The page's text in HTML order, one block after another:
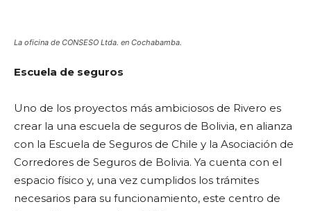
La oficina de CONSESO Ltda. en Cochabamba.
Escuela de seguros
Uno de los proyectos más ambiciosos de Rivero es
crear la una escuela de seguros de Bolivia, en alianza
con la Escuela de Seguros de Chile y la Asociación de
Corredores de Seguros de Bolivia. Ya cuenta con el
espacio físico y, una vez cumplidos los trámites
necesarios para su funcionamiento, este centro de